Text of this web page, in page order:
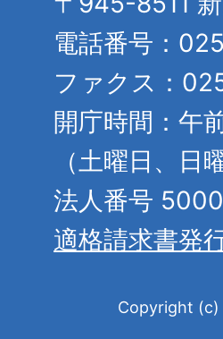
電話番号：
ファクス：
開庁時間：午
（土曜日、
法人番号
適格請求書発
Copyright (c)